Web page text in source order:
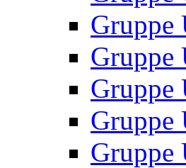
Gruppe
Gruppe
Gruppe
Gruppe
Gruppe